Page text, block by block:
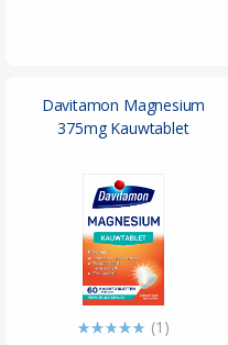
Davitamon Magnesium
375mg Kauwtablet
(1)